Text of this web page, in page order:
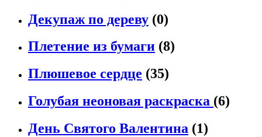
Декупаж по дереву (0)
Плетение из бумаги (8)
Плюшевое сердце (35)
Голубая неоновая раскраска (6)
День Святого Валентина (1)